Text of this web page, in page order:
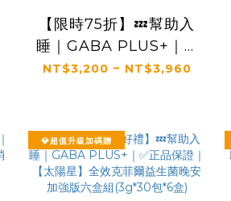
【限時75折】💤幫助入
睡｜GABA PLUS+｜✅
正品保證｜【太陽星】
*2盒)
NT$3,200 ~ NT$3,960
💎超值升級加碼贈